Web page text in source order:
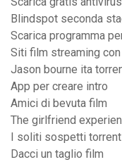
Blindspot seconda
Scarica programma
Siti film streaming
Jason bourne ita
App per creare intro
Amici di bevuta film
The girlfriend
I soliti sospetti torrent
Dacci un taglio film